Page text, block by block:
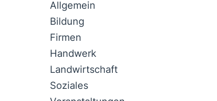
Allgemein
Bildung
Firmen
Handwerk
Landwirtschaft
Soziales